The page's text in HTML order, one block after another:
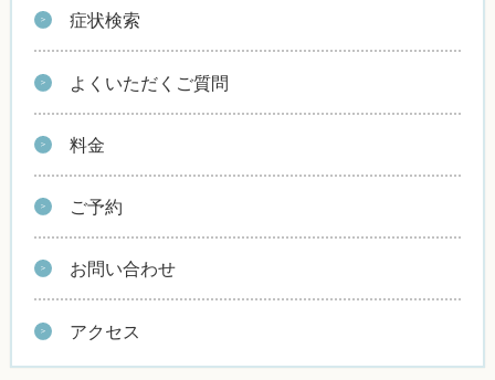
症状検索
よくいただくご質問
料金
ご予約
お問い合わせ
アクセス